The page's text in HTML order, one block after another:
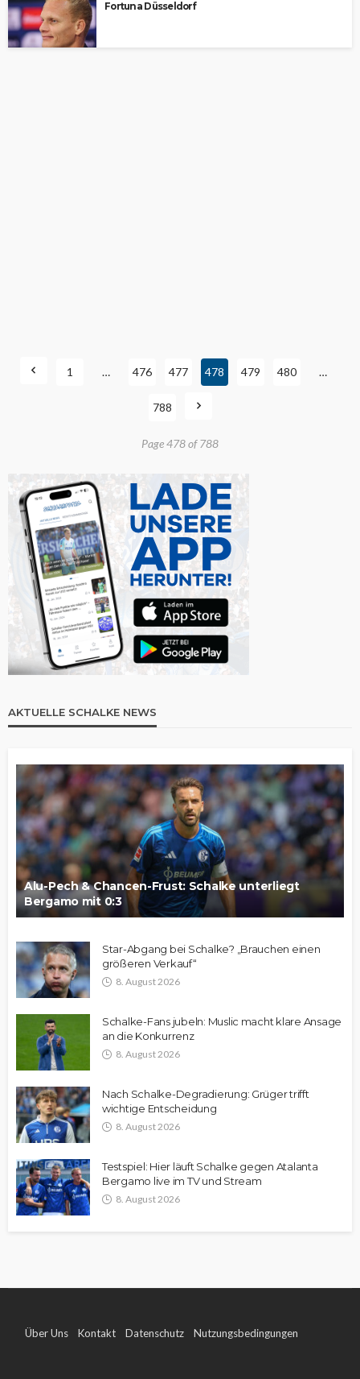
Fortuna Düsseldorf
1 … 476 477 478 479 480 …
788
Page 478 of 788
AKTUELLE SCHALKE NEWS
Alu-Pech & Chancen-Frust: Schalke unterliegt
Bergamo mit 0:3
Star-Abgang bei Schalke? „Brauchen einen
größeren Verkauf“
8. August 2026
Schalke-Fans jubeln: Muslic macht klare Ansage
an die Konkurrenz
8. August 2026
Nach Schalke-Degradierung: Grüger trifft
wichtige Entscheidung
8. August 2026
Testspiel: Hier läuft Schalke gegen Atalanta
Bergamo live im TV und Stream
8. August 2026
Über Uns Kontakt Datenschutz Nutzungsbedingungen